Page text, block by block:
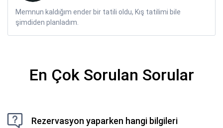
Memnun kaldığım ender bir tatili oldu, Kış tatilimi bile
şimdiden planladım.
En Çok Sorulan Sorular
Rezervasyon yaparken hangi bilgileri